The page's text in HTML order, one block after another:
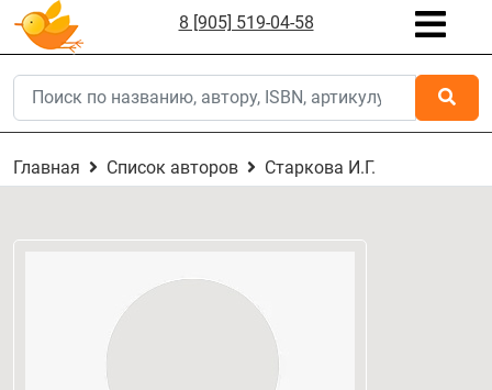
8 [905] 519-04-58
Главная Список авторов Старкова И.Г.